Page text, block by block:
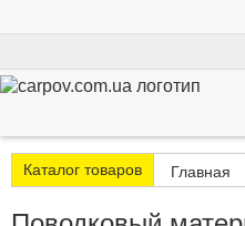
Каталог товаров Главная